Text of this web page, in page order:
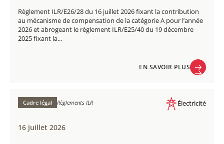
Règlement ILR/E26/28 du 16 juillet 2026 fixant la contribution
au mécanisme de compensation de la catégorie A pour l’année
2026 et abrogeant le règlement ILR/E25/40 du 19 décembre
2025 fixant la...
EN SAVOIR PLUS
Cadre légal Règlements ILR Électricité
16 juillet 2026